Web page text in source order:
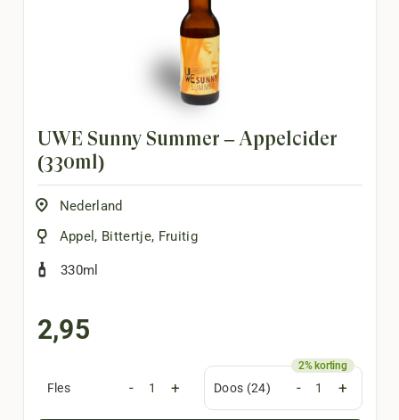
UWE Sunny Summer – Appelcider
(330ml)
Nederland
Appel , Bittertje, Fruitig
330ml
2,95
Fles - + Doos (24) - +